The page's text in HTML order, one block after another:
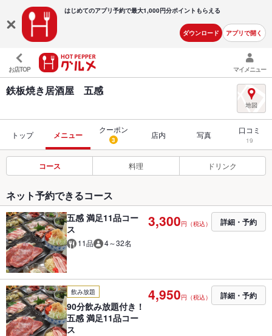
はじめてのアプリ予約で最大1,000円分ポイントもらえる
ダウンロード アプリで開く
お店TOP マイメニュー
鉄板焼き居酒屋 五感
トップ メニュー
クーポン
3 店内 写真 口コミ
19
コース 料理 ドリンク
ネット予約できるコース
五感 満足11品コー
ス
11品 4～32名
3,300円（税込） 詳細・予約
飲み放題
90分飲み放題付き！
五感 満足11品コー
ス
4,950円（税込） 詳細・予約